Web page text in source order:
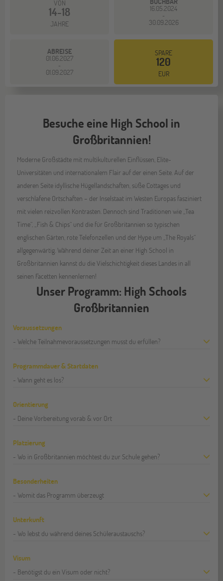
VON
14-18
JAHRE
16.05.2024
-
30.09.2026
ABREISE
01.06.2027
-
01.09.2027
SPARE
120
EUR
Besuche eine High School in
Großbritannien!
Moderne Großstädte mit multikulturellen Einflüssen, Elite-
Universitäten und internationalem Flair auf der einen Seite. Auf der
anderen Seite idyllische Hügellandschaften, süße Cottages und
verschlafene Ortschaften – der Inselstaat im Westen Europas fasziniert
mit vielen reizvollen Kontrasten. Dennoch sind Traditionen wie „Tea
Time“, „Fish & Chips“ und die für Großbritannien so typischen
englischen Gärten, rote Telefonzellen und der Hype um „The Royals“
allgegenwärtig. Während deiner Zeit an einer High School in
Großbritannien kannst du die Vielschichtigkeit dieses Landes in all
seinen Facetten kennenlernen!
Unser Programm: High Schools
Großbritannien
Voraussetzungen
- Welche Teilnahmevoraussetzungen musst du erfüllen?
Programmdauer & Startdaten
- Wann geht es los?
Orientierung
- Deine Vorbereitung vorab & vor Ort
Platzierung
- Wo in Großbritannien möchtest du zur Schule gehen?
Besonderheiten
- Womit das Programm überzeugt
Unterkunft
- Wo lebst du während deines Schüleraustauschs?
Visum
- Benötigst du ein Visum oder nicht?